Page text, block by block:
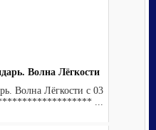
Волна Лёгкости
Волна Лёгкости с 03
.******************* ...